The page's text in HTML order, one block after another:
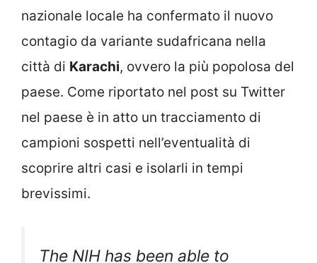
nazionale locale ha confermato il nuovo
contagio da variante sudafricana nella
città di Karachi, ovvero la più popolosa del
paese. Come riportato nel post su Twitter
nel paese è in atto un tracciamento di
campioni sospetti nell’eventualità di
scoprire altri casi e isolarli in tempi
brevissimi.
The NIH has been able to